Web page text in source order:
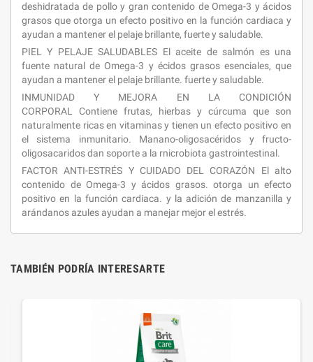
deshidratada de pollo y gran contenido de Omega-3 y ácidos
grasos que otorga un efecto positivo en la función cardiaca y
ayudan a mantener el pelaje brillante, fuerte y saludable.
PIEL Y PELAJE SALUDABLES El aceite de salmón es una
fuente natural de Omega-3 y écidos grasos esenciales, que
ayudan a mantener el pelaje brillante. fuerte y saludable.
INMUNIDAD Y MEJORA EN LA CONDICIÓN
CORPORAL
Contiene frutas, hierbas y cúrcuma que son
naturalmente ricas en vitaminas y tienen un efecto positivo en
el sistema inmunitario. Manano-oligosacéridos y fructo-
oligosacaridos dan soporte a la rnicrobiota gastrointestinal.
FACTOR ANTI-ESTRÉS Y CUIDADO DEL CORAZÓN El alto
contenido de Omega-3 y ácidos grasos. otorga un efecto
positivo en la función cardiaca. y la adición de manzanilla y
arándanos azules ayudan a manejar mejor el estrés.
TAMBIÉN PODRÍA INTERESARTE